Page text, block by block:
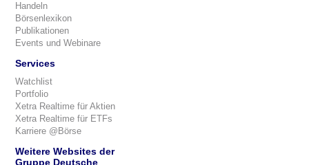
Handeln
Börsenlexikon
Publikationen
Events und Webinare
Services
Watchlist
Portfolio
Xetra Realtime für Aktien
Xetra Realtime für ETFs
Karriere @Börse
Weitere Websites der
Gruppe Deutsche